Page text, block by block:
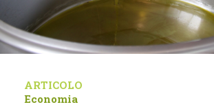
ARTICOLO
Economia